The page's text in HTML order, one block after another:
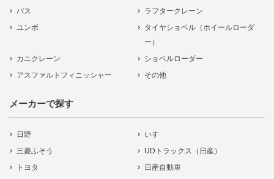
バス
ラフタークレーン
ユンボ
タイヤショベル（ホイールローダ
ー）
カニクレーン
ショベルローダー
アスファルトフィニッシャー
その他
メーカーで探す
日野
いすゞ
三菱ふそう
UDトラックス（日産）
トヨタ
日産自動車